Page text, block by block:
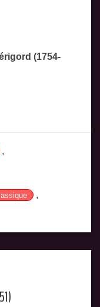
(1754-
,
,